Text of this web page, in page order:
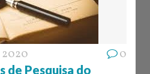
2020 0
de Pesquisa do